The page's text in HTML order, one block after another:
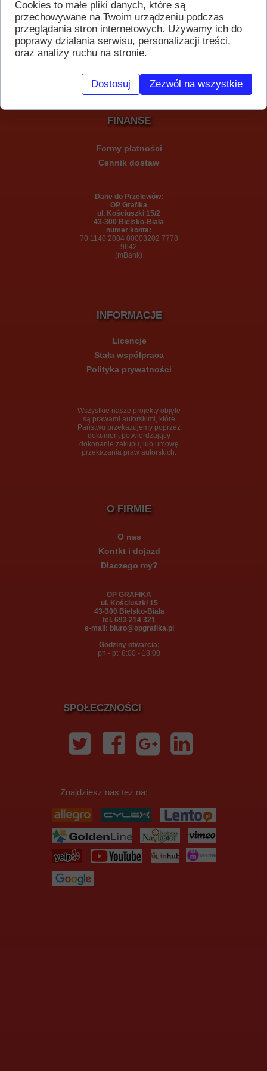
Znajdziesz nas też na:
SPOŁECZNOŚCI
Wszystkie nasze projektyobjęte
są prawami autorskimi, które
Państwu przekazujemy poprzez
dokument potwierdzający
dokonanie zakupu, lub umowę
przekazania praw autorskich.
Dane do Przelewów:
OP Grafika
ul. Kościuszki 15/2
43-300 Bielsko-Biała
numer konta:
70 1140 2004 00003202 7778
9642
(mBank)
OP GRAFIKA
ul. Kościuszki 15
43-300 Bielsko-Biała
tel. 693 214 321
e-mail: biuro@opgrafika.pl
Godziny otwarcia:
pn - pt: 8:00 - 18:00
Ulotki i plakaty
Prezenty i upominki
wizytówki i kalendarzyki
Ba
nery, tablice i naklejki
FINANSE
Formy płatności
Cennik dostaw
INFORMACJE
Licencje
Stała współpraca
Polityka prywatności
O FIRMIE
O nas
Kontkt i dojazd
Dlaczego my?
Cookies to małe pliki danych, które są
przechowywane na Twoim urządzeniu podczas
przeglądania stron internetowych. Używamy ich do
poprawy działania serwisu, personalizacji treści,
oraz analizy ruchu na stronie.
Dostosuj Zezwól na wszystkie